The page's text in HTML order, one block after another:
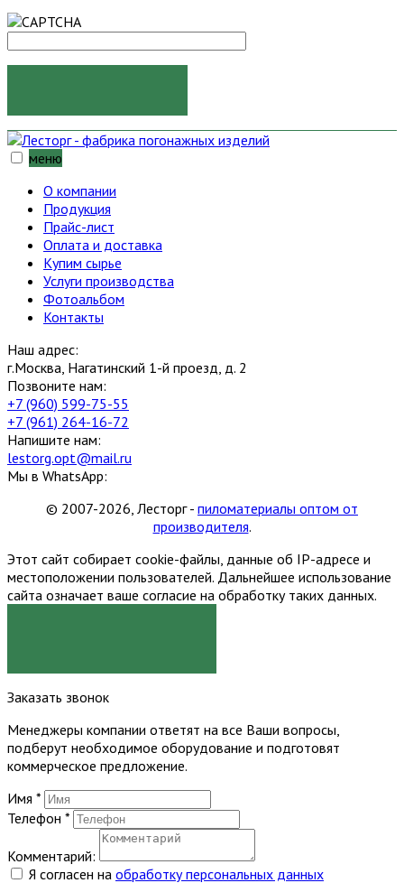
меню
О компании
Продукция
Прайс-лист
Оплата и доставка
Купим сырье
Услуги производства
Фотоальбом
Контакты
Наш адрес:
г.Москва, Нагатинский 1-й проезд, д. 2
Позвоните нам:
+7 (960) 599-75-55
+7 (961) 264-16-72
Напишите нам:
lestorg.opt@mail.ru
Мы в WhatsApp:
© 2007-2026, Лесторг - пиломатериалы оптом от
производителя.
Этот сайт собирает cookie-файлы, данные об IP-адресе и
местоположении пользователей. Дальнейшее использование
сайта означает ваше согласие на обработку таких данных.
Заказать звонок
Менеджеры компании ответят на все Ваши вопросы,
подберут необходимое оборудование и подготовят
коммерческое предложение.
Имя *
Телефон *
Комментарий:
Я согласен на обработку персональных данных